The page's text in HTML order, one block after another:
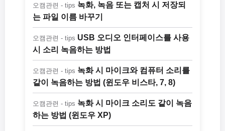
오캠관련 - tips 녹화, 녹음 또는 캡처 시 저장되
는 파일 이름 바꾸기
오캠관련 - tips USB 오디오 인터페이스를 사용
시 소리 녹음하는 방법
오캠관련 - tips 녹화 시 마이크와 컴퓨터 소리를
같이 녹음하는 방법 (윈도우 비스타, 7, 8)
오캠관련 - tips 녹화 시 마이크 소리도 같이 녹음
하는 방법 (윈도우 XP)